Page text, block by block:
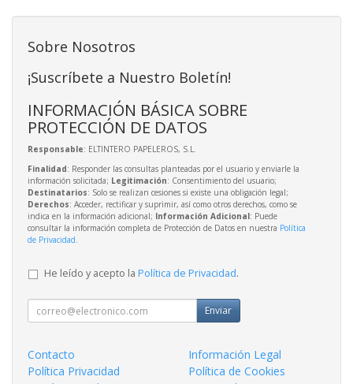
Sobre Nosotros
¡Suscríbete a Nuestro Boletín!
INFORMACIÓN BÁSICA SOBRE
PROTECCIÓN DE DATOS
Responsable: ELTINTERO PAPELEROS, S.L.
Finalidad: Responder las consultas planteadas por el usuario y enviarle la
información solicitada; Legitimación: Consentimiento del usuario;
Destinatarios: Solo se realizan cesiones si existe una obligación legal;
Derechos: Acceder, rectificar y suprimir, así como otros derechos, como se
indica en la información adicional; Información Adicional: Puede
consultar la información completa de Protección de Datos en nuestra Política
de Privacidad.
He leído y acepto la Política de Privacidad.
Enviar
Contacto
Información Legal
Política Privacidad
Política de Cookies